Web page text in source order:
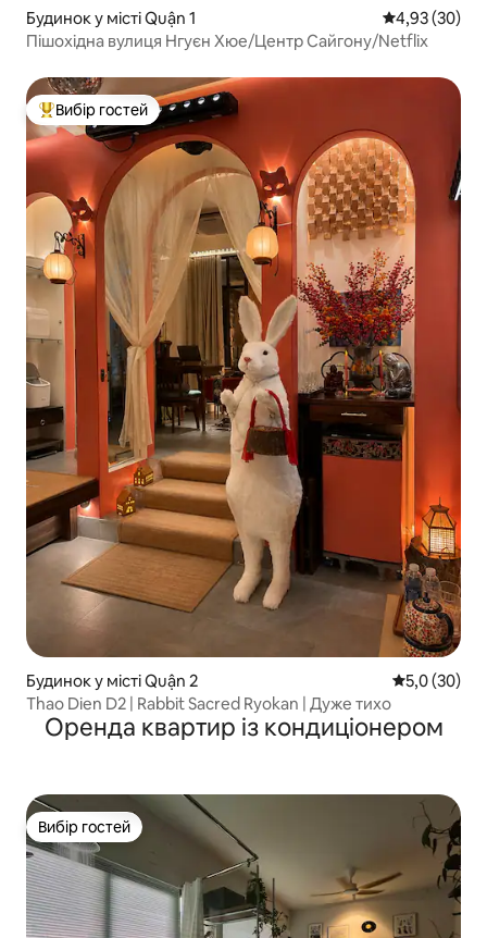
Будинок у місті Quận 1 Середня
4,93 (30)
Пішохідна вулиця Нгуєн Хюе/Центр Сайгону/Netflix
Топ вибір гостей
Вибір гостей
Будинок у місті Quận 2 Середня
5,0 (30)
Thao Dien D2 | Rabbit Sacred Ryokan | Дуже тихо
Оренда квартир із кондиціонером
Вибір гостей
Вибір гостей